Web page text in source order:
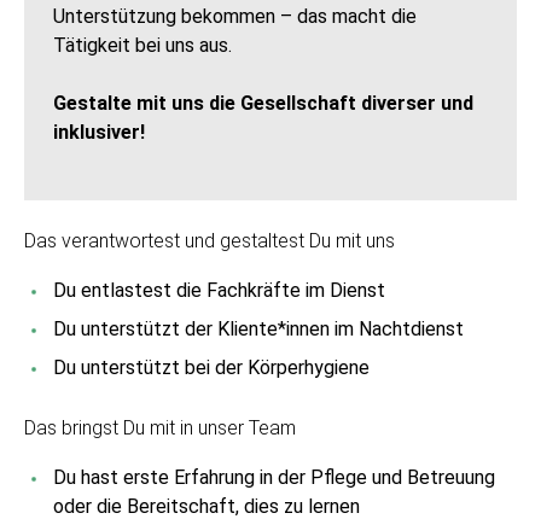
Unterstützung bekommen – das macht die
Tätigkeit bei uns aus.
Gestalte mit uns die Gesellschaft diverser und
inklusiver!
Das verantwortest und gestaltest Du mit uns
Du entlastest die Fachkräfte im Dienst
Du unterstützt der Kliente*innen im Nachtdienst
Du unterstützt bei der Körperhygiene
Das bringst Du mit in unser Team
Du hast erste Erfahrung in der Pflege und Betreuung
oder die Bereitschaft, dies zu lernen